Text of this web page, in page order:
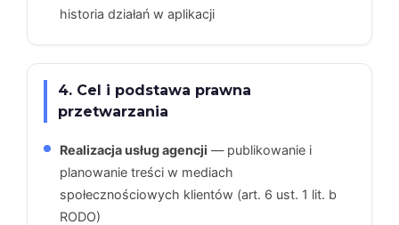
historia działań w aplikacji
4. Cel i podstawa prawna
przetwarzania
Realizacja usług agencji — publikowanie i
planowanie treści w mediach
społecznościowych klientów (art. 6 ust. 1 lit. b
RODO)